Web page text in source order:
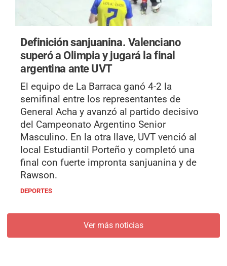
Definición sanjuanina. Valenciano
superó a Olimpia y jugará la final
argentina ante UVT
El equipo de La Barraca ganó 4-2 la
semifinal entre los representantes de
General Acha y avanzó al partido decisivo
del Campeonato Argentino Senior
Masculino. En la otra llave, UVT venció al
local Estudiantil Porteño y completó una
final con fuerte impronta sanjuanina y de
Rawson.
DEPORTES
Ver más noticias